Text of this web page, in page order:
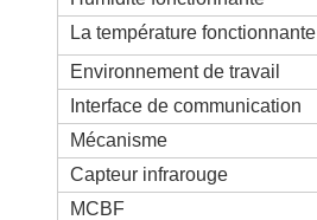
La température fonctionnante
Environnement de travail
Interface de communication
Mécanisme
Capteur infrarouge
MCBF